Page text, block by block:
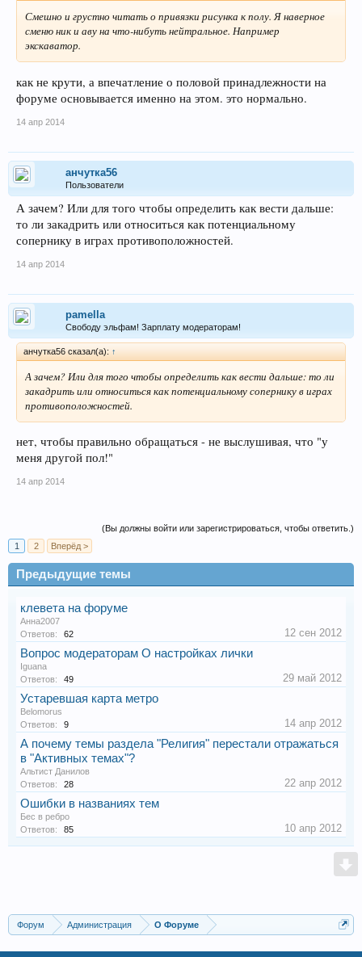
Смешно и грустно читать о привязки рисунка к полу. Я наверное
сменю ник и аву на что-нибуть нейтральное. Например
экскаватор.
как не крути, а впечатление о половой принадлежности на
форуме основывается именно на этом. это нормально.
14 апр 2014
анчутка56
Пользователи
А зачем? Или для того чтобы определить как вести дальше:
то ли закадрить или относиться как потенциальному
сопернику в играх противоположностей.
14 апр 2014
pamella
Свободу эльфам! Зарплату модераторам!
анчутка56 сказал(а): ↑
А зачем? Или для того чтобы определить как вести дальше: то ли
закадрить или относиться как потенциальному сопернику в играх
противоположностей.
нет, чтобы правильно обращаться - не выслушивая, что "у
меня другой пол!"
14 апр 2014
(Вы должны войти или зарегистрироваться, чтобы ответить.)
1
2 Вперёд >
Предыдущие темы
клевета на форуме
Анна2007
Ответов:
62 12 сен 2012
Вопрос модераторам О настройках лички
Iguana
Ответов:
49 29 май 2012
Устаревшая карта метро
Belomorus
Ответов:
9 14 апр 2012
А почему темы раздела "Религия" перестали отражаться
в "Активных темах"?
Альтист Данилов
Ответов:
28 22 апр 2012
Ошибки в названиях тем
Бес в ребро
Ответов:
85 10 апр 2012
Форум Администрация О Форуме